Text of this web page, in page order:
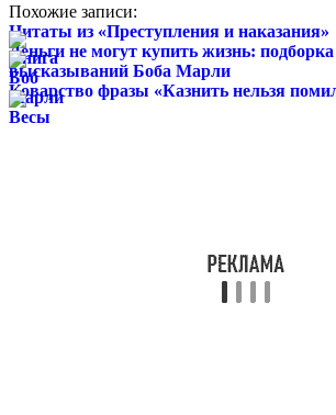
Похожие записи:
Цитаты из «Преступления и наказания»
Деньги не могут купить жизнь:
высказываний Боба Марли
Коварство фразы «Казнить нельзя